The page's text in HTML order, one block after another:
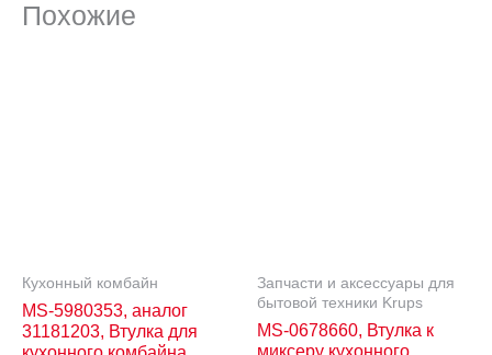
Похожие
Кухонный комбайн
MS-5980353, аналог
31181203, Втулка для
Запчасти и аксессуары для
бытовой техники Krups
MS-0678660, Втулка к
миксеру кухонного